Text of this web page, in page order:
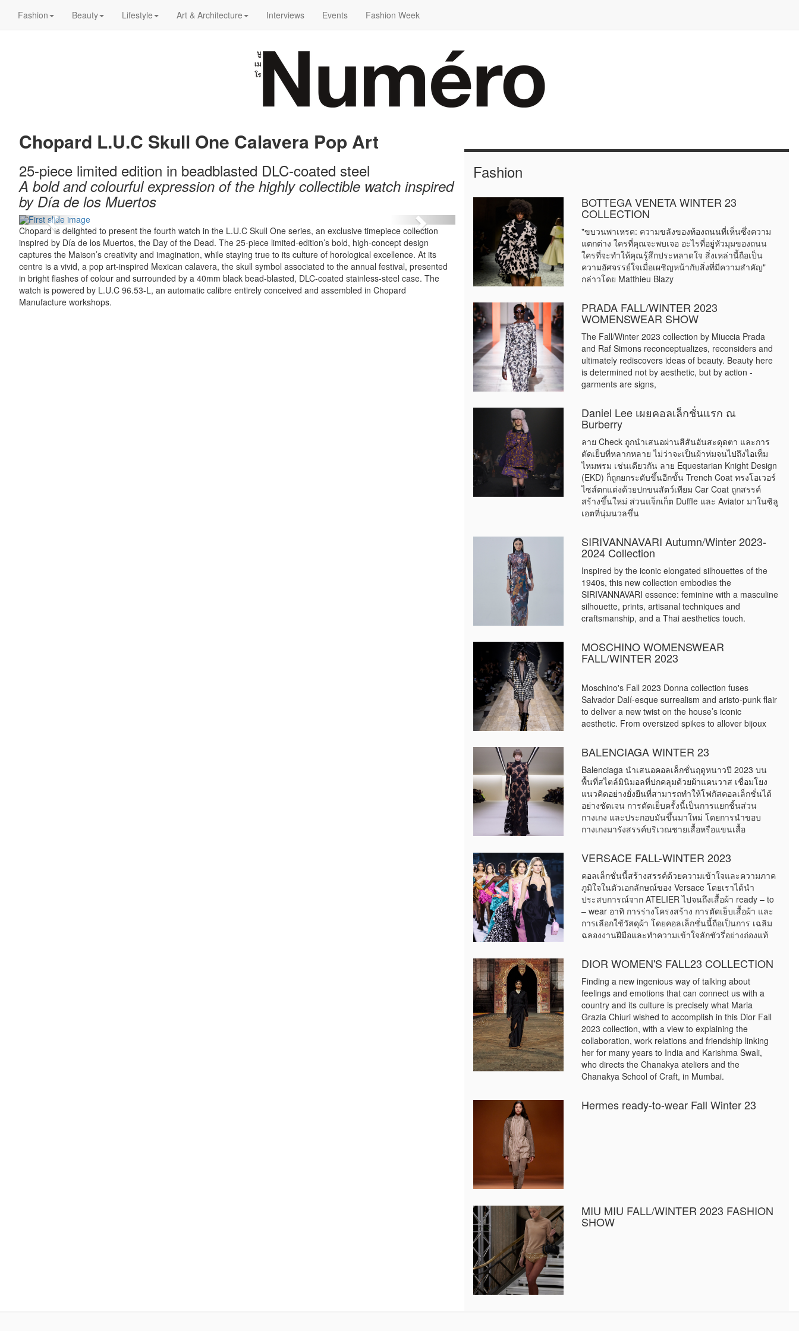
Fashion Beauty Lifestyle Art & Architecture Interviews Events Fashion Week
Chopard L.U.C Skull One Calavera Pop Art
25-piece limited edition in beadblasted DLC-coated steel
A bold and colourful expression of the highly collectible watch inspired
by Día de los Muertos
Previous Next
Chopard is delighted to present the fourth watch in the L.U.C Skull One series, an exclusive timepiece collection
inspired by Día de los Muertos, the Day of the Dead. The 25-piece limited-edition’s bold, high-concept design
captures the Maison’s creativity and imagination, while staying true to its culture of horological excellence. At its
centre is a vivid, a pop art-inspired Mexican calavera, the skull symbol associated to the annual festival, presented
in bright flashes of colour and surrounded by a 40mm black bead-blasted, DLC-coated stainless-steel case. The
watch is powered by L.U.C 96.53-L, an automatic calibre entirely conceived and assembled in Chopard
Manufacture workshops.
Fashion
BOTTEGA VENETA WINTER 23
COLLECTION
"ขบวนพาเหรด: ความขลังของท้องถนนที่เห็นซึ่งความ
แตกต่าง ใครที่คุณจะพบเจอ อะไรที่อยู่หัวมุมของถนน
ใครที่จะทำให้คุณรู้สึกประหลาดใจ สิ่งเหล่านี้ถือเป็น
ความอัศจรรย์ใจเมื่อเผชิญหน้ากับสิ่งที่มีความสำคัญ"
กล่าวโดย Matthieu Blazy
PRADA FALL/WINTER 2023
WOMENSWEAR SHOW
The Fall/Winter 2023 collection by Miuccia Prada
and Raf Simons reconceptualizes, reconsiders and
ultimately rediscovers ideas of beauty. Beauty here
is determined not by aesthetic, but by action -
garments are signs,
Daniel Lee เผยคอลเล็กชั่นแรก ณ
Burberry
ลาย Check ถูกนำเสนอผ่านสีสันอันสะดุดตา และการ
ตัดเย็บที่หลากหลาย ไม่ว่าจะเป็นผ้าห่มจนไปถึงไอเท็ม
ไหมพรม เช่นเดียวกัน ลาย Equestarian Knight Design
(EKD) ก็ถูกยกระดับขึ้นอีกขั้น Trench Coat ทรงโอเวอร์
ไซส์ตกแต่งด้วยปกขนสัตว์เทียม Car Coat ถูกสรรค์
สร้างขึ้นใหม่ ส่วนแจ็กเก็ต Duffle และ Aviator มาในซิลู
เอตที่นุ่มนวลขึ่น
SIRIVANNAVARI Autumn/Winter 2023-
2024 Collection
Inspired by the iconic elongated silhouettes of the
1940s, this new collection embodies the
SIRIVANNAVARI essence: feminine with a masculine
silhouette, prints, artisanal techniques and
craftsmanship, and a Thai aesthetics touch.
MOSCHINO WOMENSWEAR
FALL/WINTER 2023
Moschino's Fall 2023 Donna collection fuses
Salvador Dalí-esque surrealism and aristo-punk flair
to deliver a new twist on the house’s iconic
aesthetic. From oversized spikes to allover bijoux
BALENCIAGA WINTER 23
Balenciaga นำเสนอคอลเล็กชั่นฤดูหนาวปี 2023 บน
พื้นที่สไตล์มินิมอลที่ปกคลุมด้วยผ้าแคนวาส เชื่อมโยง
แนวคิดอย่างยั่งยืนที่สามารถทำให้โฟกัสคอลเล็กชั่นได้
อย่างชัดเจน การตัดเย็บครั้งนี้เป็นการแยกชิ้นส่วน
กางเกง และประกอบมันขึ้นมาใหม่ โดยการนำขอบ
กางเกงมารังสรรค์บริเวณชายเสื้อหรือแขนเสื้อ
VERSACE FALL-WINTER 2023
คอลเล็กชั่นนี้สร้างสรรค์ด้วยความเข้าใจและความภาค
ภูมิใจในตัวเอกลักษณ์ของ Versace โดยเราได้นำ
ประสบการณ์จาก ATELIER ไปจนถึงเสื้อผ้า ready – to
– wear อาทิ การร่างโครงสร้าง การตัดเย็บเสื้อผ้า และ
การเลือกใช้วัสดุผ้า โดยคอลเล็กชั่นนี้ถือเป็นการ เฉลิม
ฉลองงานฝีมือและทำความเข้าใจลักชัวรี่อย่างถ่องแท้
DIOR WOMEN'S FALL23 COLLECTION
Finding a new ingenious way of talking about
feelings and emotions that can connect us with a
country and its culture is precisely what Maria
Grazia Chiuri wished to accomplish in this Dior Fall
2023 collection, with a view to explaining the
collaboration, work relations and friendship linking
her for many years to India and Karishma Swali,
who directs the Chanakya ateliers and the
Chanakya School of Craft, in Mumbai.
Hermes ready-to-wear Fall Winter 23
MIU MIU FALL/WINTER 2023 FASHION
SHOW